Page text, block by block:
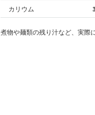
カリウム
煮物や麺類の残り汁など、実際